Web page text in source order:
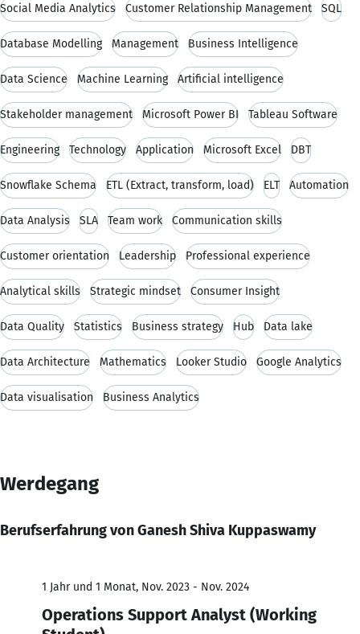
Social Media Analytics Customer Relationship Management SQL
Database Modelling Management Business Intelligence
Data Science Machine Learning Artificial intelligence
Stakeholder management Microsoft Power BI Tableau Software
Engineering Technology Application Microsoft Excel DBT
Snowflake Schema ETL (Extract, transform, load) ELT Automation
Data Analysis SLA Team work Communication skills
Customer orientation Leadership Professional experience
Analytical skills Strategic mindset Consumer Insight
Data Quality Statistics Business strategy Hub Data lake
Data Architecture Mathematics Looker Studio Google Analytics
Data visualisation Business Analytics
Werdegang
Berufserfahrung von Ganesh Shiva Kuppaswamy
1 Jahr und 1 Monat, Nov. 2023 - Nov. 2024
Operations Support Analyst (Working